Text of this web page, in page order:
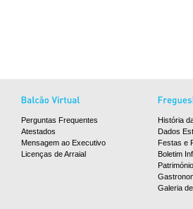
Perguntas Frequentes
Atestados
Mensagem ao Executivo
Licenças de Arraial
História
Dados
Festas e
Boletim
Património
Galeria